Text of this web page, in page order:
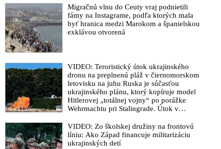
Federálny úrad pre vyšetrovanie odmieta, že by organizátor
globálnej pedofilnej siete spáchal vo väzbe samovraždu aj to,
že by vydieral prominentné osoby, ktoré boli jeho klientmi
VIDEO: Námestník riaditeľa FBI Dan Bongino napriek
záhadným okolnostiam úmrtia organizátora pedofilnej siete pre
preukázalo, že Jeffrey Epstein spáchal samovraždu. Riaditeľ
FBI Kash Patel potvrdil oficiálnu verziu v rozhovore s Joe
Roganom
VIDEO: Obeť zločineckej pedofilnej siete globálnej elity
Jeffreyho Epsteina a sexuálnych chúťok britského princa
Andrewa údajne spáchala samovraždu. Virginia Giuffreová
člena kráľovskej rodiny predtým obvinila zo sexuálneho
zneužívania
Migračnú vlnu do Ceuty vraj podnietili
fámy na Instagrame, podľa ktorých mala
byť hranica medzi Marokom a španielskou
exklávou otvorená
VIDEO: Teroristický útok ukrajinského
dronu na preplnenú pláž v čiernomorskom
letovisku na juhu Ruska je súčasťou
ukrajinského plánu, ktorý kopíruje model
Hitlerovej „totálnej vojny“ po porážke
Wehrmachtu pri Stalingrade. Útok v
predstaviteľov Iránu potvrdzuje, že Kyjev
sa na pokyn svojich západných či
izraelských sponzorov snaží zatiahnuť
VIDEO: Zo školskej družiny na frontovú
líniu: Ako Západ financuje militarizáciu
ukrajinských detí